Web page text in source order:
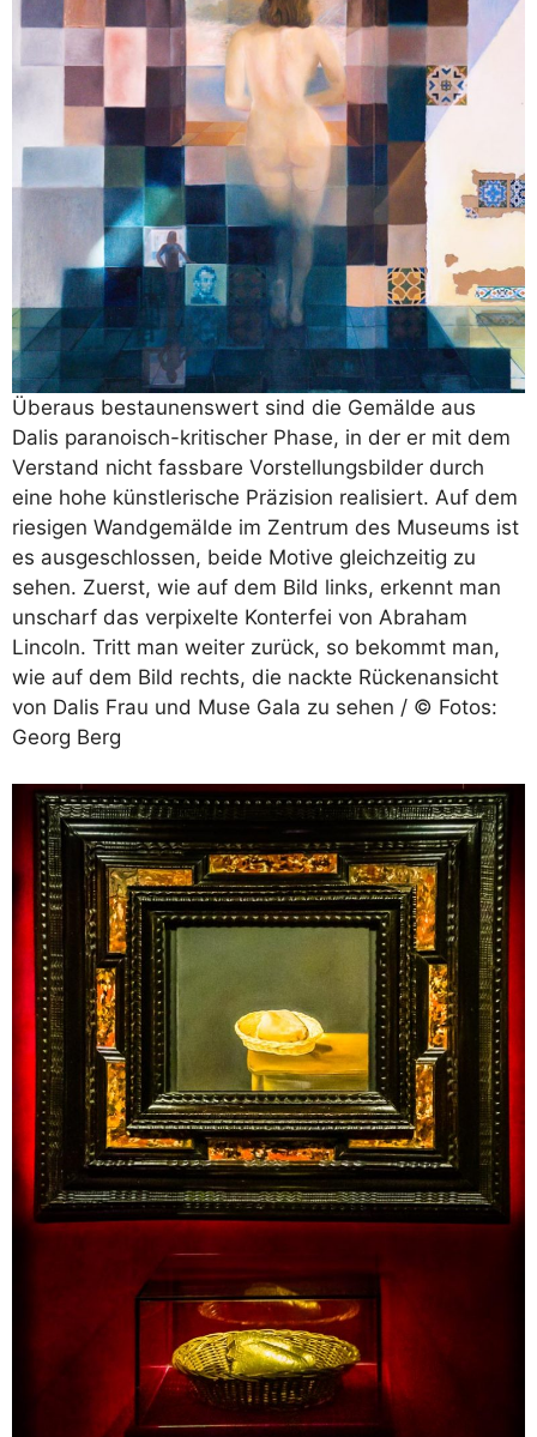
Überaus bestaunenswert sind die Gemälde aus
Dalis paranoisch-kritischer Phase, in der er mit dem
Verstand nicht fassbare Vorstellungsbilder durch
eine hohe künstlerische Präzision realisiert. Auf dem
riesigen Wandgemälde im Zentrum des Museums ist
es ausgeschlossen, beide Motive gleichzeitig zu
sehen. Zuerst, wie auf dem Bild links, erkennt man
unscharf das verpixelte Konterfei von Abraham
Lincoln. Tritt man weiter zurück, so bekommt man,
wie auf dem Bild rechts, die nackte Rückenansicht
von Dalis Frau und Muse Gala zu sehen / © Fotos:
Georg Berg